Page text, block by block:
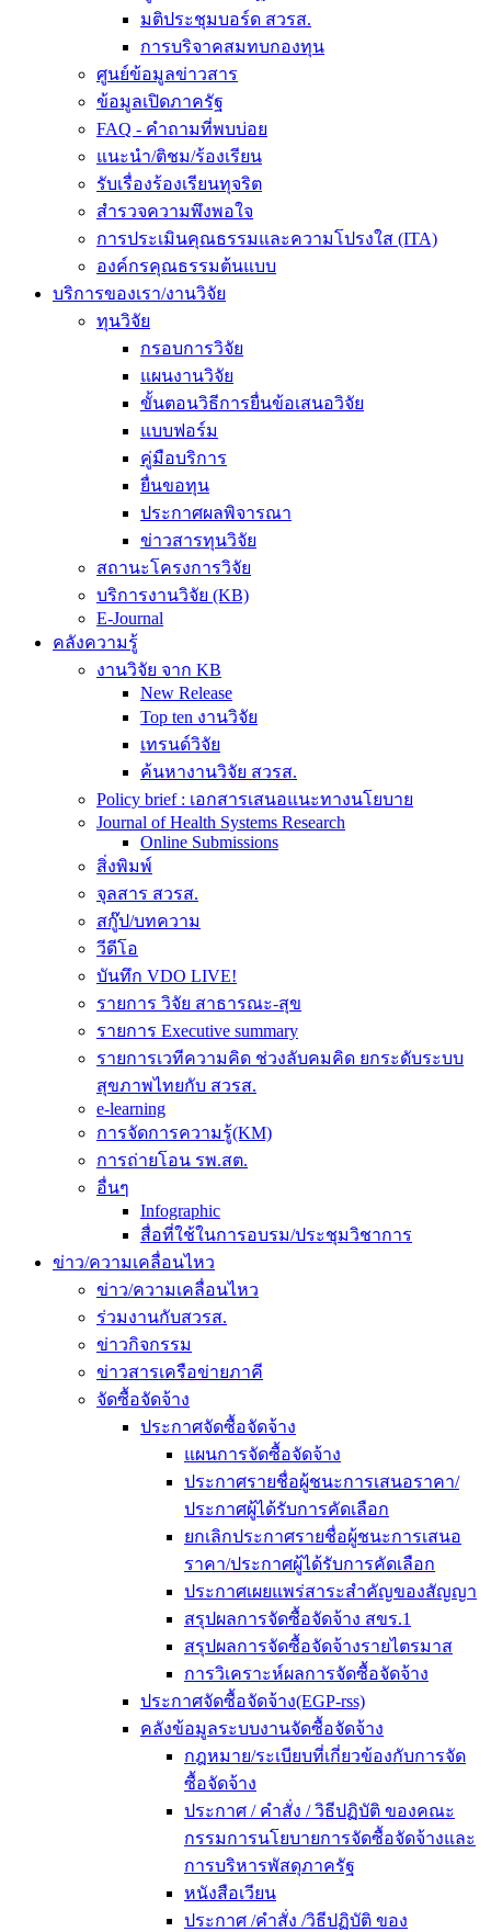
มติประชุมบอร์ด สวรส.
การบริจาคสมทบกองทุน
ศูนย์ข้อมูลข่าวสาร
ข้อมูลเปิดภาครัฐ
FAQ - คำถามที่พบบ่อย
แนะนำ/ติชม/ร้องเรียน
รับเรื่องร้องเรียนทุจริต
สำรวจความพึงพอใจ
การประเมินคุณธรรมและความโปรงใส (ITA)
องค์กรคุณธรรมต้นแบบ
บริการของเรา/งานวิจัย
ทุนวิจัย
กรอบการวิจัย
แผนงานวิจัย
ขั้นตอนวิธีการยื่นข้อเสนอวิจัย
แบบฟอร์ม
คู่มือบริการ
ยื่นขอทุน
ประกาศผลพิจารณา
ข่าวสารทุนวิจัย
สถานะโครงการวิจัย
บริการงานวิจัย (KB)
E-Journal
คลังความรู้
งานวิจัย จาก KB
New Release
Top ten งานวิจัย
เทรนด์วิจัย
ค้นหางานวิจัย สวรส.
Policy brief : เอกสารเสนอแนะทางนโยบาย
Journal of Health Systems Research
Online Submissions
สิ่งพิมพ์
จุลสาร สวรส.
สกู๊ป/บทความ
วีดีโอ
บันทึก VDO LIVE!
รายการ วิจัย สาธารณะ-สุข
รายการ Executive summary
รายการเวทีความคิด ช่วงลับคมคิด ยกระดับระบบ
สุขภาพไทยกับ สวรส.
e-learning
การจัดการความรู้(KM)
การถ่ายโอน รพ.สต.
อื่นๆ
Infographic
สื่อที่ใช้ในการอบรม/ประชุมวิชาการ
ข่าว/ความเคลื่อนไหว
ข่าว/ความเคลื่อนไหว
ร่วมงานกับสวรส.
ข่าวกิจกรรม
ข่าวสารเครือข่ายภาคี
จัดซื้อจัดจ้าง
ประกาศจัดซื้อจัดจ้าง
แผนการจัดซื้อจัดจ้าง
ประกาศรายชื่อผู้ชนะการเสนอราคา/
ประกาศผู้ได้รับการคัดเลือก
ยกเลิกประกาศรายชื่อผู้ชนะการเสนอ
ราคา/ประกาศผู้ได้รับการคัดเลือก
ประกาศเผยแพร่สาระสำคัญของสัญญา
สรุปผลการจัดซื้อจัดจ้าง สขร.1
สรุปผลการจัดซื้อจัดจ้างรายไตรมาส
การวิเคราะห์ผลการจัดซื้อจัดจ้าง
ประกาศจัดซื้อจัดจ้าง(EGP-rss)
คลังข้อมูลระบบงานจัดซื้อจัดจ้าง
กฎหมาย/ระเบียบที่เกี่ยวข้องกับการจัด
ซื้อจัดจ้าง
ประกาศ / คำสั่ง / วิธีปฏิบัติ ของคณะ
กรรมการนโยบายการจัดซื้อจัดจ้างและ
การบริหารพัสดุภาครัฐ
หนังสือเวียน
ประกาศ /คำสั่ง /วิธีปฏิบัติ ของ